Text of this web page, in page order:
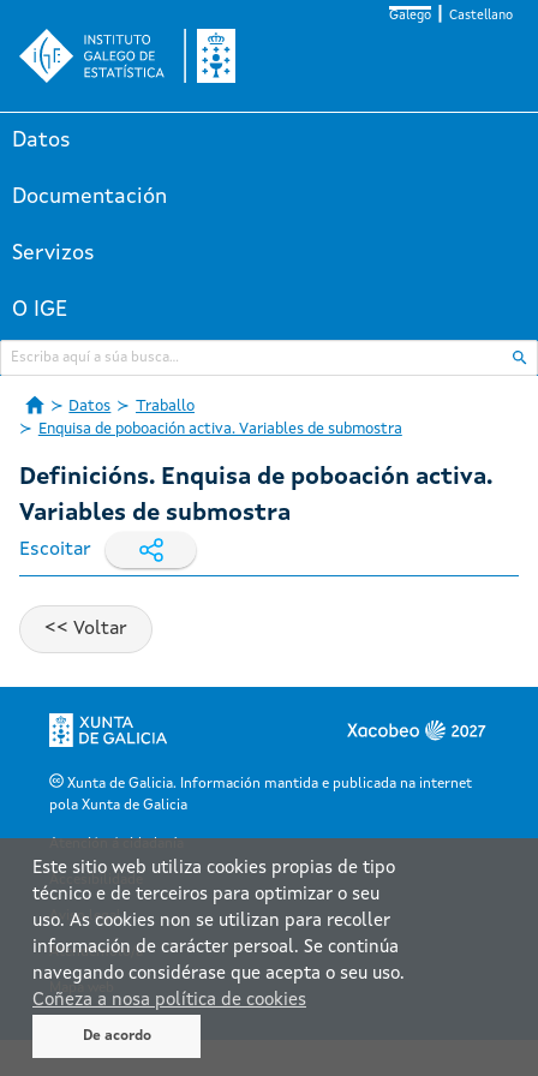
Galego Castellano
Datos
Documentación
Servizos
O IGE
Datos
Traballo
Enquisa de poboación activa. Variables de submostra
Definicións. Enquisa de poboación activa.
Variables de submostra
Escoitar
Xunta de Galicia. Información mantida e publicada na internet
pola Xunta de Galicia
Aviso legal
Atendémolo/a
Este sitio web utiliza cookies propias de tipo
técnico e de terceiros para optimizar o seu
uso. As cookies non se utilizan para recoller
información de carácter persoal. Se continúa
navegando considérase que acepta o seu uso.
Coñeza a nosa política de cookies
De acordo